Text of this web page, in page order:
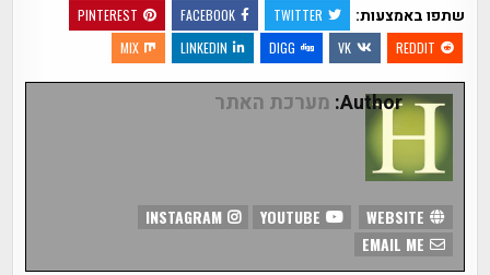
שתפו באמצעות:
TWITTER
FACEBOOK
PINTEREST
REDDIT
VK
DIGG
LINKEDIN
MIX
Author: מערכת האתר
INSTAGRAM